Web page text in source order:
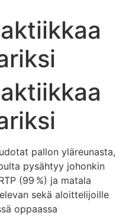
pallon yläreunasta,
pysähtyy johonkin
(99 %) ja matala
sekä aloittelijoille
oppaassa